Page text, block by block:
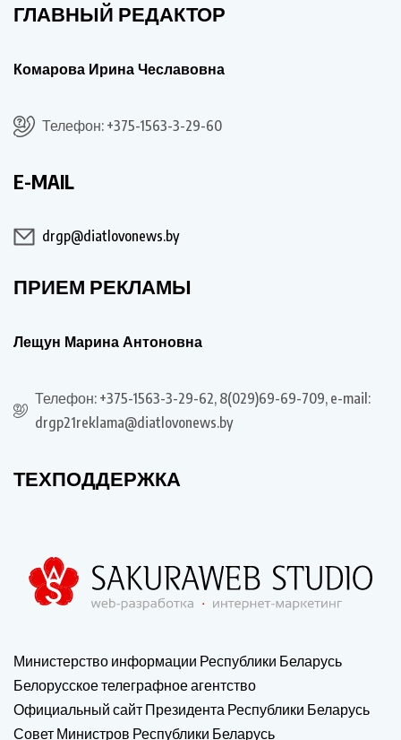
ГЛАВНЫЙ РЕДАКТОР
Комарова Ирина Чеславовна
Телефон: +375-1563-3-29-60
E-MAIL
drgp@diatlovonews.by
ПРИЕМ РЕКЛАМЫ
Лещун Марина Антоновна
Телефон: +375-1563-3-29-62, 8(029)69-69-709, e-mail:
drgp21reklama@diatlovonews.by
ТЕХПОДДЕРЖКА
Министерство информации Республики Беларусь
Белорусское телеграфное агентство
Официальный сайт Президента Республики Беларусь
Совет Министров Республики Беларусь